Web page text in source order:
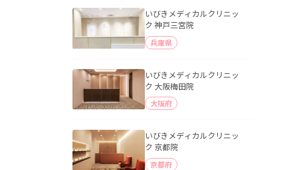
いびきメディカルクリニッ
ク 神戸三宮院
兵庫県
いびきメディカルクリニッ
ク 大阪梅田院
大阪府
いびきメディカルクリニッ
ク 京都院
京都府